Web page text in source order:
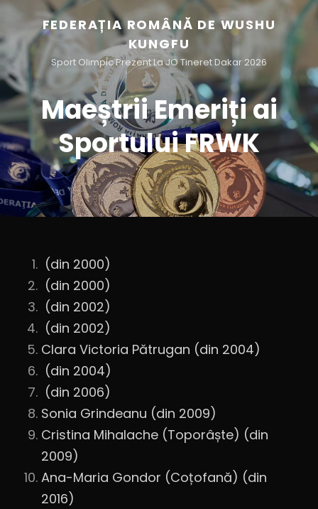
FEDERAȚIA ROMÂNĂ DE WUSHU
KUNGFU
Sport Olimpic Prezent La JO Tineret Dakar 2026
Maeștrii Emeriți ai
Sportului FRWK
(din 2000)
(din 2000)
(din 2002)
(din 2002)
Clara Victoria Pătrugan (din 2004)
(din 2004)
(din 2006)
Sonia Grindeanu (din 2009)
Cristina Mihalache (Toporâște) (din
2009)
Ana-Maria Gondor (Coțofană) (din
2016)